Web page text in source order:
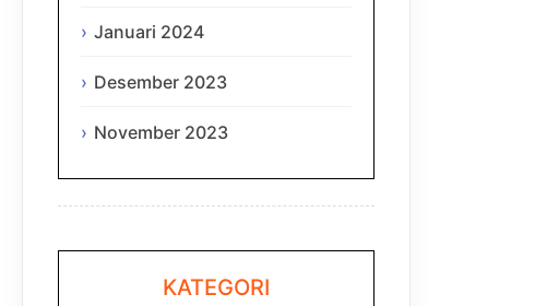
Januari 2024
Desember 2023
November 2023
KATEGORI